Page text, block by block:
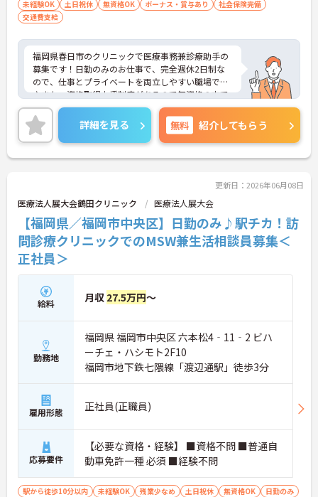
未経験OK 土日祝休 無資格OK ボーナス・賞与あり
社会保険完備
交通費支給
福岡県春日市のクリニックで医療事務兼診療助手の
募集です！日勤のみのお仕事で、完全週休2日制な
ので、仕事とプライベートを両立しやすい職場です
♪また、資格取得支援制度があるので無資格の方で
も安心して働くことができます◎ご興味のある方
は、面接ポイントをお伝えしますので、お気軽にご
連絡ください。
詳細を見る 無料 紹介してもらう
更新日：2026年06月08日
医療法人展大会鶴田クリニック 医療法人展大会
【福岡県／福岡市中央区】日勤のみ♪駅チカ！訪
問診療クリニックでのMSW兼生活相談員募集＜
正社員＞
給料 月収 27.5万円～
勤務地
福岡県 福岡市中央区 六本松4‐11‐2 ビハ
ーチェ・ハシモト2F10
福岡市地下鉄七隈線「渡辺通駅」徒歩3分
雇用形態 正社員(正職員)
応募要件
【必要な資格・経験】 ■資格不問 ■普通自
動車免許一種 必須 ■経験不問
駅から徒歩10分以内 未経験OK 残業少なめ 土日祝休 無資格OK 日勤のみ